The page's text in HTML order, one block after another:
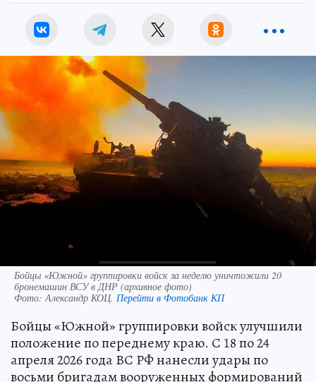
Бойцы «Южной» группировки войск за неделю уничтожили 20
бронемашин ВСУ в ДНР (архивное фото)
Фото:Александр КОЦ. Перейти в Фотобанк КП
Бойцы «Южной» группировки войск улучшили
положение по переднему краю. С 18 по 24
апреля 2026 года ВС РФ нанесли удары по
восьми бригадам вооруженных формирований